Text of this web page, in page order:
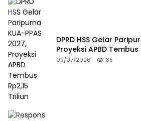
DPRD HSS Gelar
Proyeksi APBD Tembus
09/07/2026 85